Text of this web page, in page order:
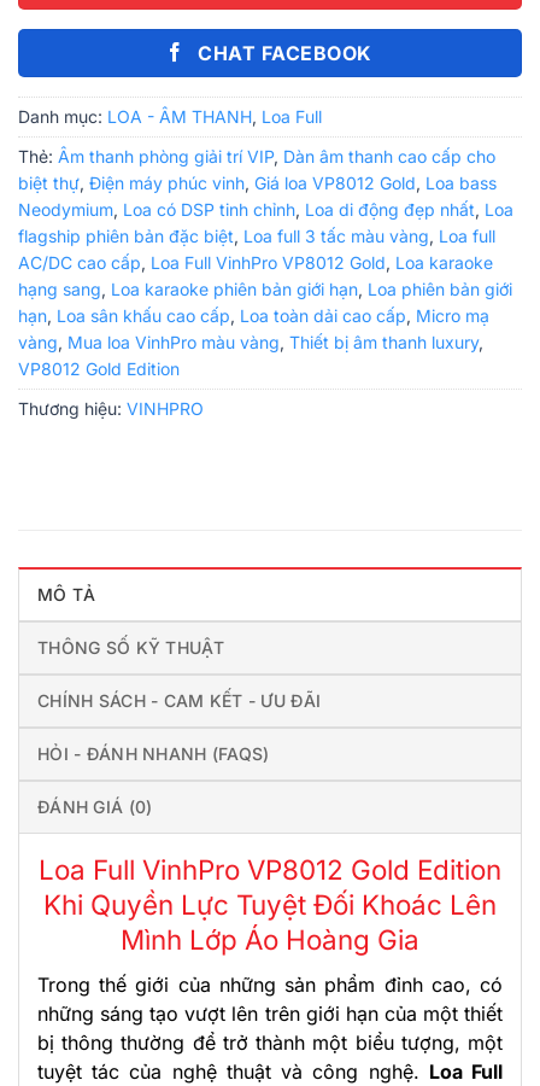
CHAT FACEBOOK
Danh mục: LOA - ÂM THANH, Loa Full
Thẻ: Âm thanh phòng giải trí VIP, Dàn âm thanh cao cấp cho
biệt thự, Điện máy phúc vinh, Giá loa VP8012 Gold, Loa bass
Neodymium, Loa có DSP tinh chỉnh, Loa di động đẹp nhất, Loa
flagship phiên bản đặc biệt, Loa full 3 tấc màu vàng, Loa full
AC/DC cao cấp, Loa Full VinhPro VP8012 Gold, Loa karaoke
hạng sang, Loa karaoke phiên bản giới hạn, Loa phiên bản giới
hạn, Loa sân khấu cao cấp, Loa toàn dải cao cấp, Micro mạ
vàng, Mua loa VinhPro màu vàng, Thiết bị âm thanh luxury,
VP8012 Gold Edition
Thương hiệu: VINHPRO
MÔ TẢ
THÔNG SỐ KỸ THUẬT
CHÍNH SÁCH - CAM KẾT - ƯU ĐÃI
HỎI - ĐÁNH NHANH (FAQS)
ĐÁNH GIÁ (0)
Loa Full VinhPro VP8012 Gold Edition
Khi Quyền Lực Tuyệt Đối Khoác Lên
Mình Lớp Áo Hoàng Gia
Trong thế giới của những sản phẩm đỉnh cao, có
những sáng tạo vượt lên trên giới hạn của một thiết
bị thông thường để trở thành một biểu tượng, một
tuyệt tác của nghệ thuật và công nghệ. Loa Full